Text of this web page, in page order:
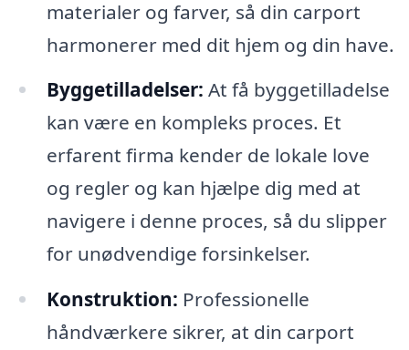
materialer og farver, så din carport
harmonerer med dit hjem og din have.
Byggetilladelser: At få byggetilladelse
kan være en kompleks proces. Et
erfarent firma kender de lokale love
og regler og kan hjælpe dig med at
navigere i denne proces, så du slipper
for unødvendige forsinkelser.
Konstruktion: Professionelle
håndværkere sikrer, at din carport